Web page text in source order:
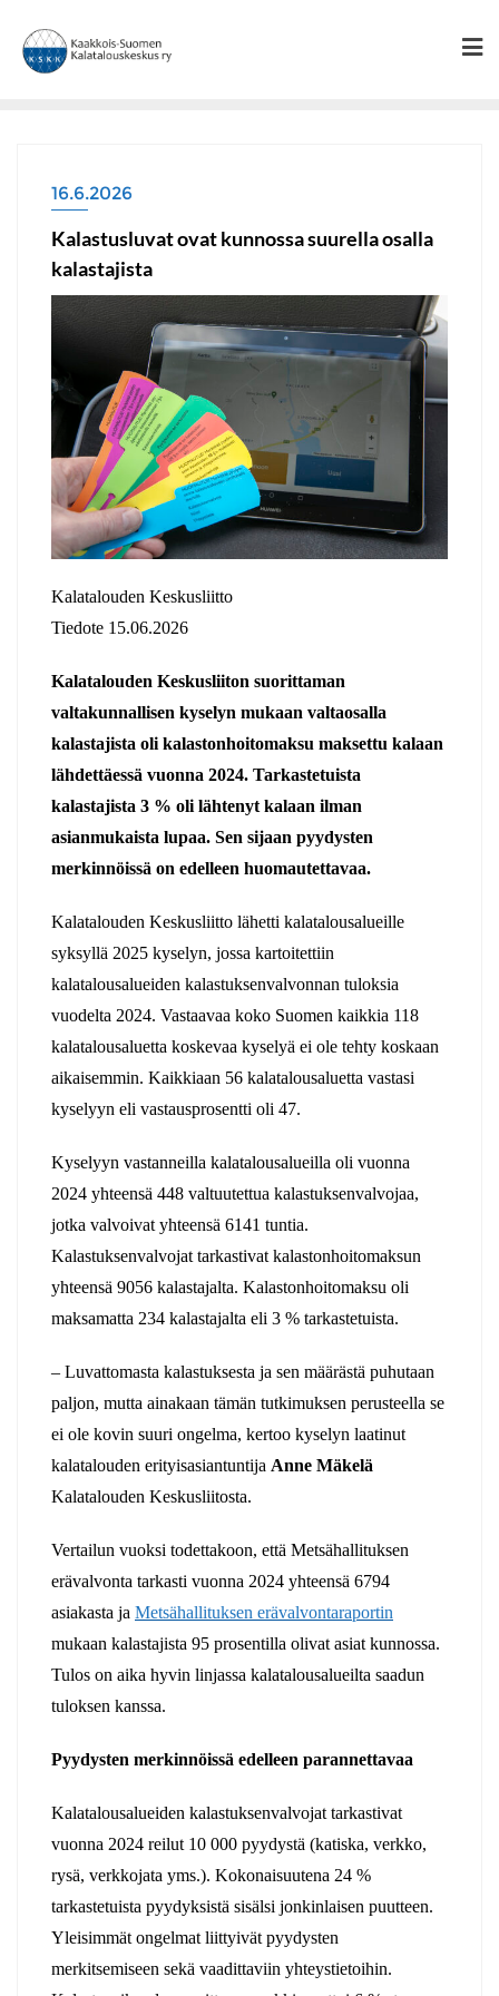
content
16.6.2026
Kalastusluvat ovat kunnossa suurella osalla
kalastajista
Kalatalouden Keskusliitto
Tiedote 15.06.2026
Kalatalouden Keskusliiton suorittaman
valtakunnallisen kyselyn mukaan valtaosalla
kalastajista oli kalastonhoitomaksu maksettu kalaan
lähdettäessä vuonna 2024. Tarkastetuista
kalastajista 3 % oli lähtenyt kalaan ilman
asianmukaista lupaa. Sen sijaan pyydysten
merkinnöissä on edelleen huomautettavaa.
Kalatalouden Keskusliitto lähetti kalatalousalueille
syksyllä 2025 kyselyn, jossa kartoitettiin
kalatalousalueiden kalastuksenvalvonnan tuloksia
vuodelta 2024. Vastaavaa koko Suomen kaikkia 118
kalatalousaluetta koskevaa kyselyä ei ole tehty koskaan
aikaisemmin. Kaikkiaan 56 kalatalousaluetta vastasi
kyselyyn eli vastausprosentti oli 47.
Kyselyyn vastanneilla kalatalousalueilla oli vuonna
2024 yhteensä 448 valtuutettua kalastuksenvalvojaa,
jotka valvoivat yhteensä 6141 tuntia.
Kalastuksenvalvojat tarkastivat kalastonhoitomaksun
yhteensä 9056 kalastajalta. Kalastonhoitomaksu oli
maksamatta 234 kalastajalta eli 3 % tarkastetuista.
– Luvattomasta kalastuksesta ja sen määrästä puhutaan
paljon, mutta ainakaan tämän tutkimuksen perusteella se
ei ole kovin suuri ongelma, kertoo kyselyn laatinut
kalatalouden erityisasiantuntija Anne Mäkelä
Kalatalouden Keskusliitosta.
Vertailun vuoksi todettakoon, että Metsähallituksen
erävalvonta tarkasti vuonna 2024 yhteensä 6794
asiakasta ja Metsähallituksen erävalvontaraportin
mukaan kalastajista 95 prosentilla olivat asiat kunnossa.
Tulos on aika hyvin linjassa kalatalousalueilta saadun
tuloksen kanssa.
Pyydysten merkinnöissä edelleen parannettavaa
Kalatalousalueiden kalastuksenvalvojat tarkastivat
vuonna 2024 reilut 10 000 pyydystä (katiska, verkko,
rysä, verkkojata yms.). Kokonaisuutena 24 %
tarkastetuista pyydyksistä sisälsi jonkinlaisen puutteen.
Yleisimmät ongelmat liittyivät pyydysten
merkitsemiseen sekä vaadittaviin yhteystietoihin.